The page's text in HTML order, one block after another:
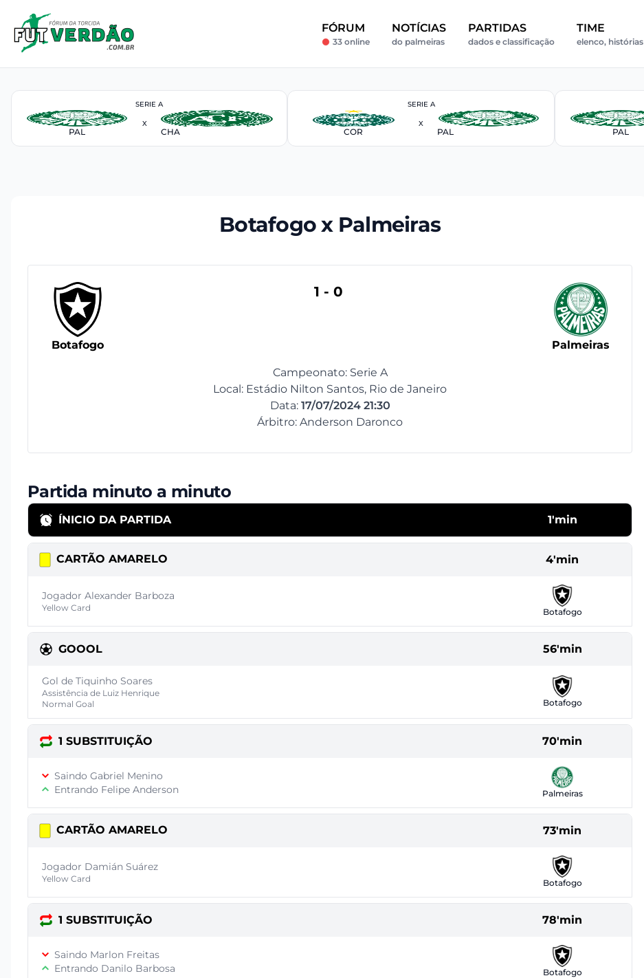
FÓRUM
33 online
NOTÍCIAS
do palmeiras
PARTIDAS
dados e classificação
TIME
elenco, histórias
SERIE A
PAL
X
CHA
SERIE A
COR
X
PAL PAL
Botafogo x Palmeiras
Botafogo
1 - 0
Palmeiras
Campeonato: Serie A
Local: Estádio Nilton Santos, Rio de Janeiro
Data: 17/07/2024 21:30
Árbitro: Anderson Daronco
Partida minuto a minuto
ÍNICIO DA PARTIDA 1'min
CARTÃO AMARELO 4'min
Jogador Alexander Barboza
Yellow Card Botafogo
GOOOL 56'min
Gol de Tiquinho Soares
Assistência de Luiz Henrique
Normal Goal
Botafogo
1 SUBSTITUIÇÃO 70'min
Saindo Gabriel Menino
Entrando Felipe Anderson
Palmeiras
CARTÃO AMARELO 73'min
Jogador Damián Suárez
Yellow Card Botafogo
1 SUBSTITUIÇÃO 78'min
Saindo Marlon Freitas
Entrando Danilo Barbosa
Botafogo